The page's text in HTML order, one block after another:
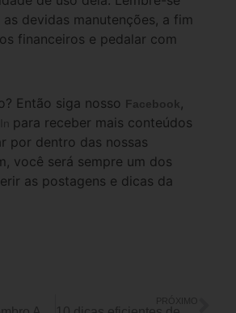
devidas manutenções, a fim
financeiros e pedalar com
Então siga nosso Facebook
para receber mais conteúdos
por dentro das nossas
você será sempre um dos
as postagens e dicas da
PRÓXIMO